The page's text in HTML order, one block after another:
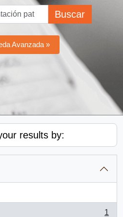
Buscar
Avanzada »
results by:
1